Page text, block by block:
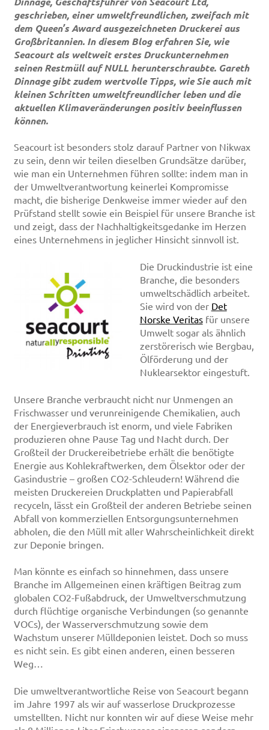
geschrieben, einer umweltfreundlichen, zweifach mit
dem Queen’s Award ausgezeichneten Druckerei aus
Großbritannien. In diesem Blog erfahren Sie, wie
Seacourt als weltweit erstes Druckunternehmen
seinen Restmüll auf NULL herunterschraubte. Gareth
Dinnage gibt zudem wertvolle Tipps, wie Sie auch mit
kleinen Schritten umweltfreundlicher leben und die
aktuellen Klimaveränderungen positiv beeinflussen
können.
Seacourt ist besonders stolz darauf Partner von Nikwax
zu sein, denn wir teilen dieselben Grundsätze darüber,
wie man ein Unternehmen führen sollte: indem man in
der Umweltverantwortung keinerlei Kompromisse
macht, die bisherige Denkweise immer wieder auf den
Prüfstand stellt sowie ein Beispiel für unsere Branche ist
und zeigt, dass der Nachhaltigkeitsgedanke im Herzen
eines Unternehmens in jeglicher Hinsicht sinnvoll ist.
Die Druckindustrie ist eine
Branche, die besonders
umweltschädlich arbeitet.
Sie wird von der Det
Norske Veritasfür unsere
Umwelt sogar als ähnlich
zerstörerisch wie Bergbau,
Ölförderung und der
Nuklearsektor eingestuft.
Unsere Branche verbraucht nicht nur Unmengen an
Frischwasser und verunreinigende Chemikalien, auch
der Energieverbrauch ist enorm, und viele Fabriken
produzieren ohne Pause Tag und Nacht durch. Der
Großteil der Druckereibetriebe erhält die benötigte
Energie aus Kohlekraftwerken, dem Ölsektor oder der
Gasindustrie – großen CO2-Schleudern! Während die
meisten Druckereien Druckplatten und Papierabfall
recyceln, lässt ein Großteil der anderen Betriebe seinen
Abfall von kommerziellen Entsorgungsunternehmen
abholen, die den Müll mit aller Wahrscheinlichkeit direkt
zur Deponie bringen.
Man könnte es einfach so hinnehmen, dass unsere
Branche im Allgemeinen einen kräftigen Beitrag zum
globalen CO2-Fußabdruck, der Umweltverschmutzung
durch flüchtige organische Verbindungen (so genannte
VOCs), der Wasserverschmutzung sowie dem
Wachstum unserer Mülldeponien leistet. Doch so muss
es nicht sein. Es gibt einen anderen, einen besseren
Weg…
Die umweltverantwortliche Reise von Seacourt begann
im Jahre 1997 als wir auf wasserlose Druckprozesse
umstellten. Nicht nur konnten wir auf diese Weise mehr